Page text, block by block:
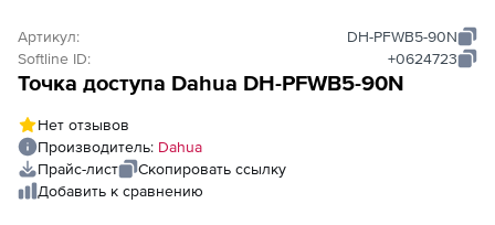
Артикул:
DH-PFWB5-90N
Softline ID:
+0624723
Точка доступа Dahua DH-PFWB5-90N
Нет отзывов
Производитель: Dahua
Прайс-лист
Скопировать ссылку
Добавить к сравнению